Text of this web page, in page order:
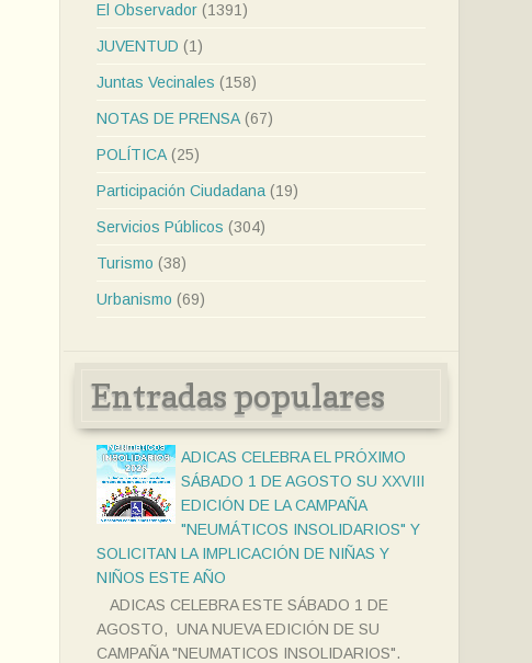
El Observador (1391)
JUVENTUD (1)
Juntas Vecinales (158)
NOTAS DE PRENSA (67)
POLÍTICA (25)
Participación Ciudadana (19)
Servicios Públicos (304)
Turismo (38)
Urbanismo (69)
Entradas populares
ADICAS CELEBRA EL PRÓXIMO
SÁBADO 1 DE AGOSTO SU XXVIII
EDICIÓN DE LA CAMPAÑA
"NEUMÁTICOS INSOLIDARIOS" Y
SOLICITAN LA IMPLICACIÓN DE NIÑAS Y
NIÑOS ESTE AÑO
ADICAS CELEBRA ESTE SÁBADO 1 DE
AGOSTO, UNA NUEVA EDICIÓN DE SU
CAMPAÑA "NEUMATICOS INSOLIDARIOS".